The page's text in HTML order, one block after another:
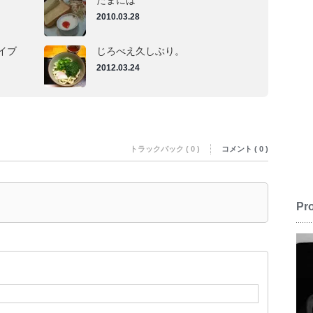
2010.03.28
ブ じろべえ久しぶり。
2012.03.24
トラックバック ( 0 ) コメント ( 0 )